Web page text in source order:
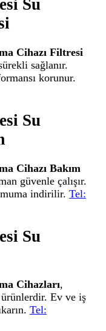
Su
Cihazı Filtresi
sağlanır.
korunur.
Su
Cihazı Bakım
güvenle çalışır.
indirilir. Tel:
Su
Cihazları,
ürünlerdir. Ev ve iş
Tel: